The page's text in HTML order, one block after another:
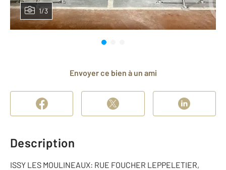
1/3
Envoyer ce bien à un ami
Description
ISSY LES MOULINEAUX: RUE FOUCHER LEPPELETIER,